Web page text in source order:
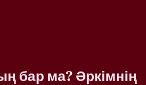
бар ма? Әркімнің